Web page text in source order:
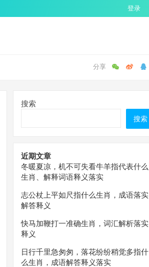
登录
搜索
搜索
近期文章
冬暖夏凉，机不可失看牛羊指代表什么
生肖、解释词语释义落实
志公杖上平如尺指什么生肖，成语落实
解答释义
快马加鞭打一准确生肖，词汇解析落实
释义
日行千里急匆匆，落花纷纷稍觉多指什
么生肖，成语解答释义落实